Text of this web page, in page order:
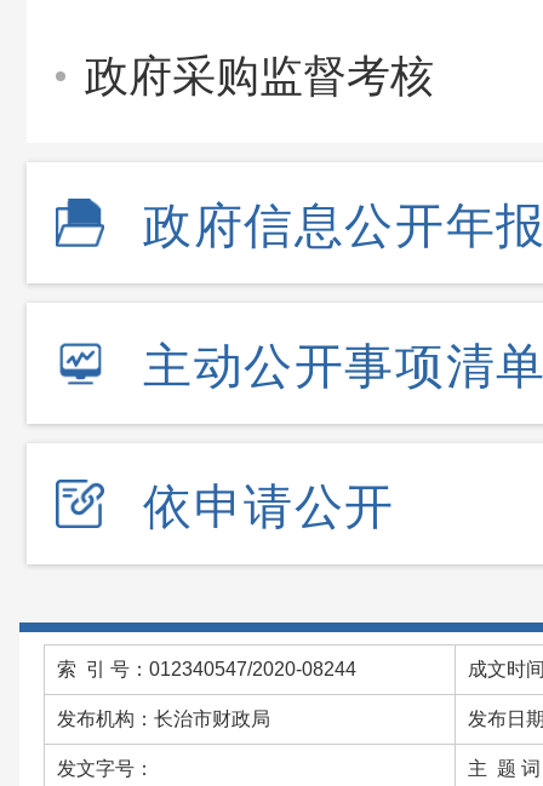
政府采购监督考核
政府信息公开年
主动公开事项清
依申请公开
索 引 号：012340547/2020-08244 成文时
发布机构：长治市财政局 发布日
发文字号： 主 题 词